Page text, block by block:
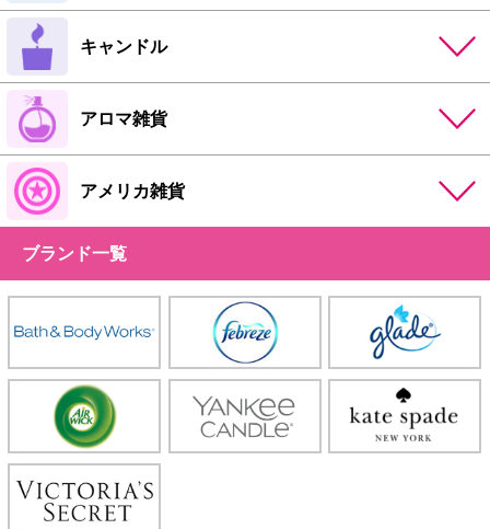
キャンドル
アロマ雑貨
アメリカ雑貨
ブランド一覧